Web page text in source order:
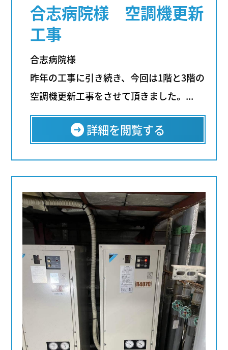
合志病院様 空調機更新
工事
合志病院様
昨年の工事に引き続き、今回は1階と3階の
空調機更新工事をさせて頂きました。...
詳細を閲覧する